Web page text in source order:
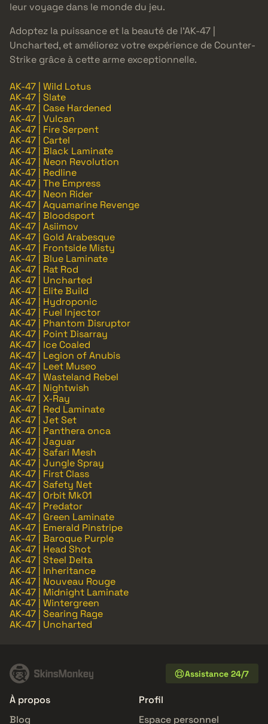
leur voyage dans le monde du jeu.
Adoptez la puissance et la beauté de l’AK-47 |
Uncharted, et améliorez votre expérience de Counter-
Strike grâce à cette arme exceptionnelle.
AK-47 | Wild Lotus
AK-47 | Slate
AK-47 | Case Hardened
AK-47 | Vulcan
AK-47 | Fire Serpent
AK-47 | Cartel
AK-47 | Black Laminate
AK-47 | Neon Revolution
AK-47 | Redline
AK-47 | The Empress
AK-47 | Neon Rider
AK-47 | Aquamarine Revenge
AK-47 | Bloodsport
AK-47 | Asiimov
AK-47 | Gold Arabesque
AK-47 | Frontside Misty
AK-47 | Blue Laminate
AK-47 | Rat Rod
AK-47 | Uncharted
AK-47 | Elite Build
AK-47 | Hydroponic
AK-47 | Fuel Injector
AK-47 | Phantom Disruptor
AK-47 | Point Disarray
AK-47 | Ice Coaled
AK-47 | Legion of Anubis
AK-47 | Leet Museo
AK-47 | Wasteland Rebel
AK-47 | Nightwish
AK-47 | X-Ray
AK-47 | Red Laminate
AK-47 | Jet Set
AK-47 | Panthera onca
AK-47 | Jaguar
AK-47 | Safari Mesh
AK-47 | Jungle Spray
AK-47 | First Class
AK-47 | Safety Net
AK-47 | Orbit Mk01
AK-47 | Predator
AK-47 | Green Laminate
AK-47 | Emerald Pinstripe
AK-47 | Baroque Purple
AK-47 | Head Shot
AK-47 | Steel Delta
AK-47 | Inheritance
AK-47 | Nouveau Rouge
AK-47 | Midnight Laminate
AK-47 | Wintergreen
AK-47 | Searing Rage
AK-47 | Uncharted
Assistance 24/7
À propos
Blog
Profil
Espace personnel